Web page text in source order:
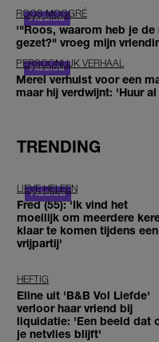
ROOS MOGGRÉ
'"Roos, waarom heb je
gezet?" vroeg mijn
PERSOONLIJK VERHAAL
Merel verhuist voor een
maar hij verdwijnt: 'Huur
TRENDING
LIEVE HELEEN
Fred (55): 'Ik vind het
moeilijk om meerdere
klaar te komen tijdens een
vrijpartij'
HEFTIG
Eline uit 'B&B Vol Liefde'
verloor haar vriend bij
liquidatie: 'Een beeld dat
je netvlies blijft'